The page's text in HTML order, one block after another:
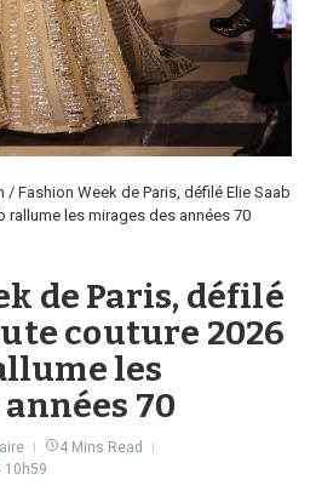
/ Fashion Week de Paris, défilé Elie Saab
rallume les mirages des années 70
de Paris, défilé
couture 2026
les
70
4 Mins Read
10h59